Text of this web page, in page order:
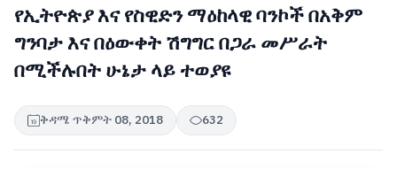
የኢትዮጵያ እና የስዊድን ማዕከላዊ ባንኮች በአቅም
ግንባታ እና በዕውቀት ሽግግር በጋራ መሥራት
በሚችሉበት ሁኔታ ላይ ተወያዩ
ቅዳሜ ጥቅምት 08, 2018 632